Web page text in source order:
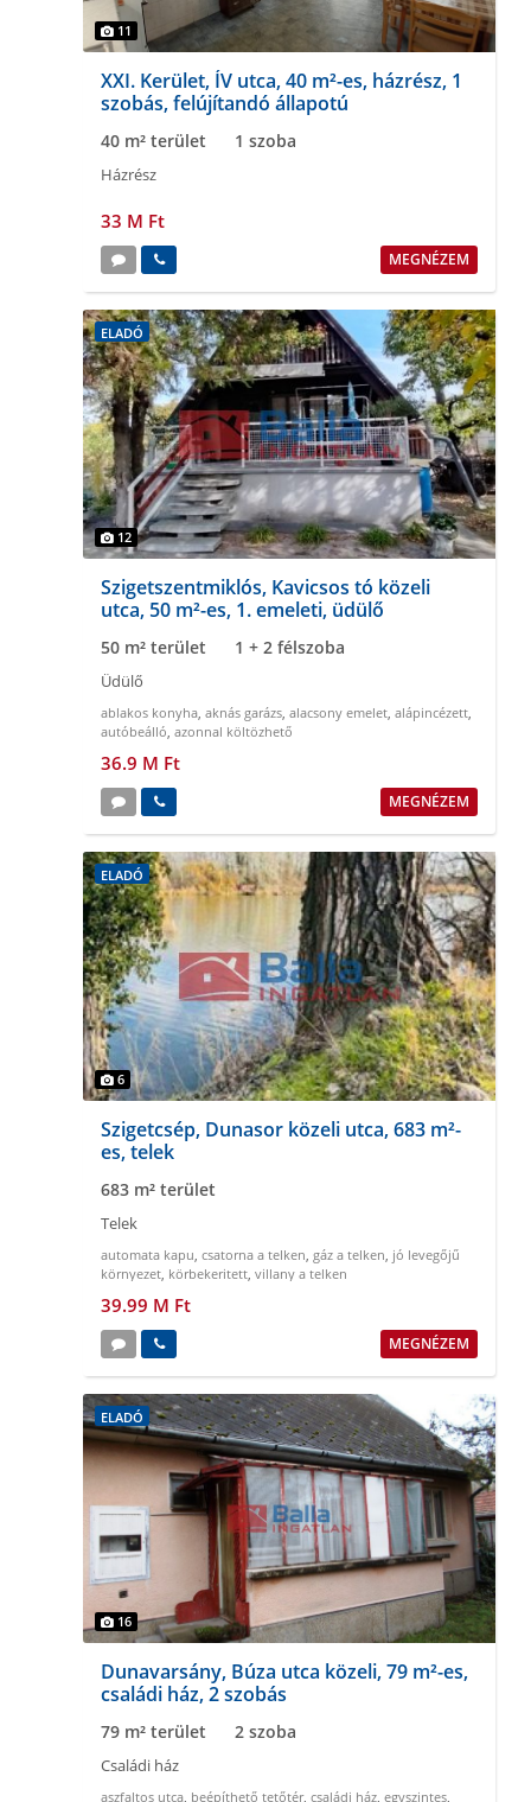
11
XXI. Kerület, ÍV utca, 40 m²-es, házrész, 1
szobás, felújítandó állapotú
40 m² terület 1 szoba
Házrész
33 M Ft
MEGNÉZEM
ELADÓ
12
Szigetszentmiklós, Kavicsos tó közeli
utca, 50 m²-es, 1. emeleti, üdülő
50 m² terület 1 + 2 félszoba
Üdülő
ablakos konyha, aknás garázs, alacsony emelet, alápincézett,
autóbeálló, azonnal költözhető
36.9 M Ft
MEGNÉZEM
ELADÓ
6
Szigetcsép, Dunasor közeli utca, 683 m²-
es, telek
683 m² terület
Telek
automata kapu, csatorna a telken, gáz a telken, jó levegőjű
környezet, körbekeritett, villany a telken
39.99 M Ft
MEGNÉZEM
ELADÓ
16
Dunavarsány, Búza utca közeli, 79 m²-es,
családi ház, 2 szobás
79 m² terület 2 szoba
Családi ház
aszfaltos utca, beépíthető tetőtér, családi ház, egyszintes,